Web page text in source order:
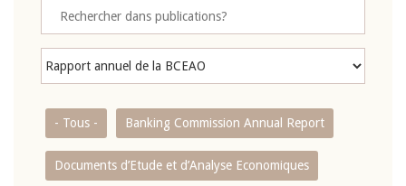
- Tous - Banking Commission Annual Report
Documents d’Etude et d’Analyse Economiques